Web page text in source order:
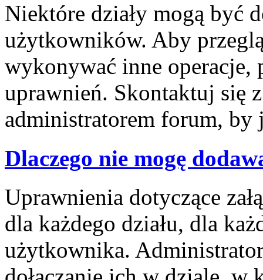
Niektóre działy mogą być
użytkowników. Aby
wykonywać inne operacje,
uprawnień. Skontaktuj się
administratorem forum, by
Dlaczego nie mogę
Uprawnienia dotyczące
dla każdego działu, dla
użytkownika.